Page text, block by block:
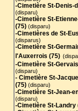
-Cimetière St-Denis-
(disparu)
-Cimetière St-
(75) (disparu)
-Cimetières de St-
(disparus)
-Cimetière St-
l'Auxerrois (75)
-Cimetière St-
(disparu)
- Cimetière St-
(75) (disparu)
-Cimetière St-Jean-
(disparu)
-Cimetière St-Landry